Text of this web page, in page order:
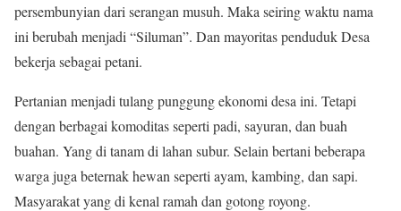
persembunyian dari serangan musuh. Maka seiring waktu nama
ini berubah menjadi “Siluman”. Dan mayoritas penduduk Desa
bekerja sebagai petani.
Pertanian menjadi tulang punggung ekonomi desa ini. Tetapi
dengan berbagai komoditas seperti padi, sayuran, dan buah
buahan. Yang di tanam di lahan subur. Selain bertani beberapa
warga juga beternak hewan seperti ayam, kambing, dan sapi.
Masyarakat yang di kenal ramah dan gotong royong.